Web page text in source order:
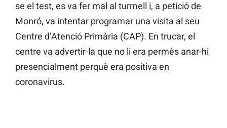
se el test, es va fer mal al turmell i, a petició de
Monró, va intentar programar una visita al seu
Centre d’Atenció Primària (CAP). En trucar, el
centre va advertir-la que no li era permès anar-hi
presencialment perquè era positiva en
coronavirus.